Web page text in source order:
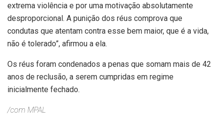
extrema violência e por uma motivação absolutamente
desproporcional. A punição dos réus comprova que
condutas que atentam contra esse bem maior, que é a vida,
não é tolerado”, afirmou a ela.
Os réus foram condenados a penas que somam mais de 42
anos de reclusão, a serem cumpridas em regime
inicialmente fechado.
/com MPAL